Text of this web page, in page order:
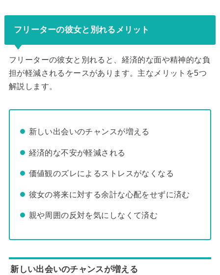
フリーターの彼女と別れるメリット
フリーターの彼女と別れると、経済的な面や精神的な負
担が軽減されるケースがあります。主なメリットを5つ
解説します。
新しい出会いのチャンスが増える
経済的な不安が軽減される
価値観のズレによるストレスがなくなる
彼女の将来に対する余計な心配をせずに済む
親や周囲の反対を気にしなくて済む
新しい出会いのチャンスが増える